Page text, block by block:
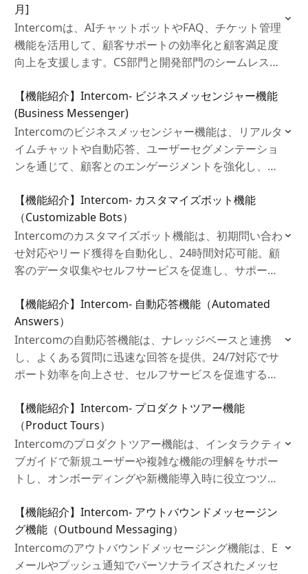
月]
Intercomは、AIチャットボットやFAQ、チケット管理
機能を活用して、顧客サポートの効率化と顧客満足度
向上を支援します。CS部門と開発部門のシームレスな
す。
【機能紹介】Intercom‐ ビジネスメッセンジャー機能
(Business Messenger)
Intercomのビジネスメッセンジャー機能は、リアルタ
イムチャットや自動応答、ユーザーセグメンテーショ
ンを通じて、顧客とのエンゲージメントを強化し、パ
【機能紹介】Intercom‐ カスタマイズボット機能
（Customizable Bots）
Intercomのカスタマイズボット機能は、初期問い合わ
せ対応やリード獲得を自動化し、24時間対応可能。顧
客のデータ収集やセルフサービスを促進し、サポート
【機能紹介】Intercom‐ 自動応答機能（Automated
Answers）
Intercomの自動応答機能は、ナレッジベースと連携
し、よくある質問に迅速な回答を提供。24/7対応でサ
ポート効率を向上させ、セルフサービスを促進するツ
【機能紹介】Intercom‐ プロダクトツアー機能
（Product Tours）
Intercomのプロダクトツアー機能は、インタラクティ
ブガイドで新規ユーザーや複雑な機能の理解をサポー
トし、オンボーディングや新機能導入時に役立つツー
【機能紹介】Intercom‐ アウトバウンドメッセージン
グ機能（Outbound Messaging）
Intercomのアウトバウンドメッセージング機能は、E
メールやプッシュ通知でパーソナライズされたメッセ